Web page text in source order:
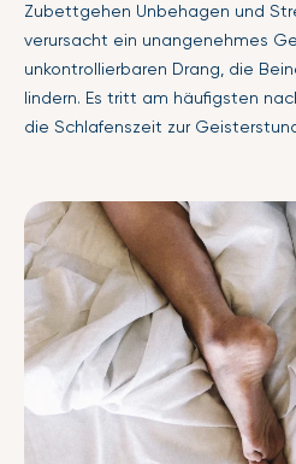
Zubettgehen Unbehagen und
verursacht ein unangenehmes
unkontrollierbaren Drang, die
lindern. Es tritt am häufigsten
die Schlafenszeit zur